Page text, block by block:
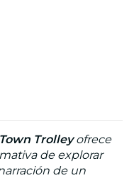
Trolleyofrece
de explorar
de un